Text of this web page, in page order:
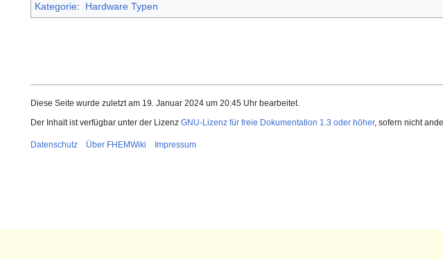
Kategorie: Hardware Typen
Diese Seite wurde zuletzt am 19. Januar 2024 um 20:45 Uhr bearbeitet.
Der Inhalt ist verfügbar unter der Lizenz GNU-Lizenz für freie Dokumentation 1.3 oder höher, sofern nicht
Datenschutz Über FHEMWiki Impressum